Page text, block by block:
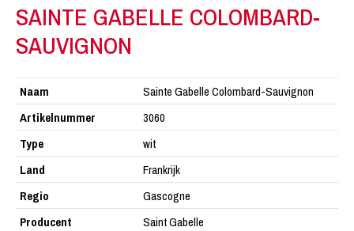
SAINTE GABELLE COLOMBARD-
SAUVIGNON
Naam
Sainte Gabelle Colombard-Sauvignon
Artikelnummer
3060
Type
wit
Land
Frankrijk
Regio
Gascogne
Producent
Saint Gabelle